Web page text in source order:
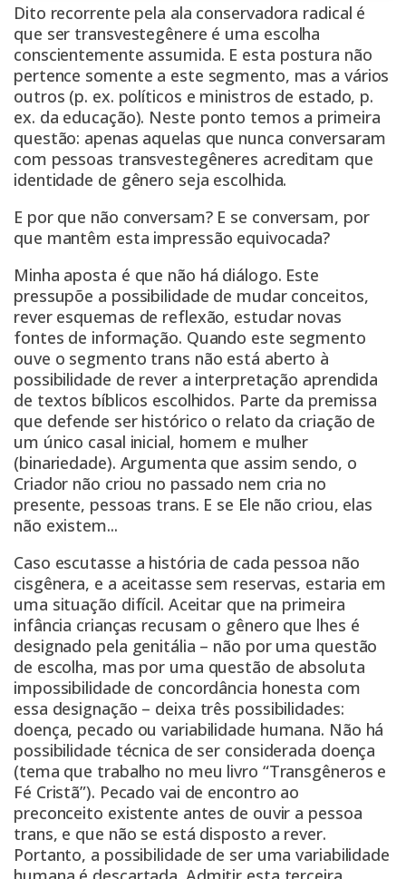
Dito recorrente pela ala conservadora radical é
que ser transvestegênere é uma escolha
conscientemente assumida. E esta postura não
pertence somente a este segmento, mas a vários
outros (p. ex. políticos e ministros de estado, p.
ex. da educação). Neste ponto temos a primeira
questão: apenas aquelas que nunca conversaram
com pessoas transvestegêneres acreditam que
identidade de gênero seja escolhida.
E por que não conversam? E se conversam, por
que mantêm esta impressão equivocada?
Minha aposta é que não há diálogo. Este
pressupõe a possibilidade de mudar conceitos,
rever esquemas de reflexão, estudar novas
fontes de informação. Quando este segmento
ouve o segmento trans não está aberto à
possibilidade de rever a interpretação aprendida
de textos bíblicos escolhidos. Parte da premissa
que defende ser histórico o relato da criação de
um único casal inicial, homem e mulher
(binariedade). Argumenta que assim sendo, o
Criador não criou no passado nem cria no
presente, pessoas trans. E se Ele não criou, elas
não existem...
Caso escutasse a história de cada pessoa não
cisgênera, e a aceitasse sem reservas, estaria em
uma situação difícil. Aceitar que na primeira
infância crianças recusam o gênero que lhes é
designado pela genitália – não por uma questão
de escolha, mas por uma questão de absoluta
impossibilidade de concordância honesta com
essa designação – deixa três possibilidades:
doença, pecado ou variabilidade humana. Não há
possibilidade técnica de ser considerada doença
(tema que trabalho no meu livro “Transgêneros e
Fé Cristã”). Pecado vai de encontro ao
preconceito existente antes de ouvir a pessoa
trans, e que não se está disposto a rever.
Portanto, a possibilidade de ser uma variabilidade